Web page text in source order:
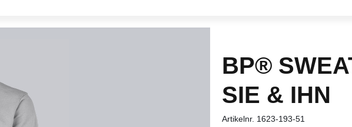
BP®
SIE & IHN
Artikelnr. 1623-193-51